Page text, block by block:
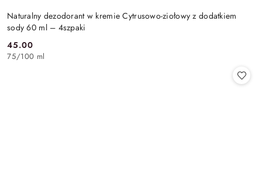
Naturalny dezodorant w kremie Cytrusowo-ziołowy z dodatkiem
sody 60 ml – 4szpaki
Cena:
45.00
75/100 ml